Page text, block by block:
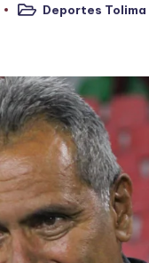
Publicado
Deportes Tolima